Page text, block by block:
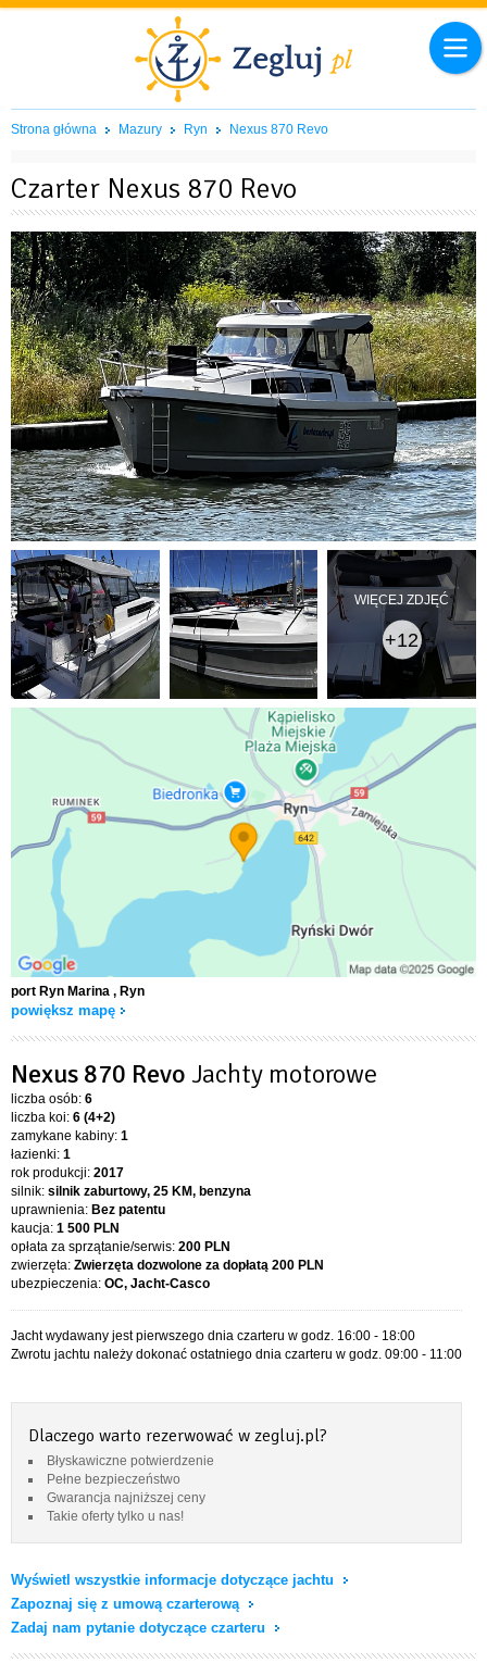
Strona główna Mazury Ryn Nexus 870 Revo
Czarter Nexus 870 Revo
WIĘCEJ ZDJĘĆ
+12
port Ryn Marina , Ryn
powiększ mapę
Nexus 870 Revo Jachty motorowe
liczba osób: 6
liczba koi: 6 (4+2)
zamykane kabiny: 1
łazienki: 1
rok produkcji: 2017
silnik: silnik zaburtowy, 25 KM, benzyna
uprawnienia: Bez patentu
kaucja: 1 500 PLN
opłata za sprzątanie/serwis: 200 PLN
zwierzęta: Zwierzęta dozwolone za dopłatą 200 PLN
ubezpieczenia: OC, Jacht-Casco
Jacht wydawany jest pierwszego dnia czarteru w godz. 16:00 - 18:00
Zwrotu jachtu należy dokonać ostatniego dnia czarteru w godz. 09:00 - 11:00
Dlaczego warto rezerwować w zegluj.pl?
Błyskawiczne potwierdzenie
Pełne bezpieczeństwo
Gwarancja najniższej ceny
Takie oferty tylko u nas!
Wyświetl wszystkie informacje dotyczące jachtu
Zapoznaj się z umową czarterową
Zadaj nam pytanie dotyczące czarteru